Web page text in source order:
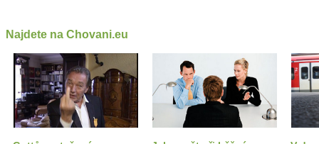
Najdete na Chovani.eu